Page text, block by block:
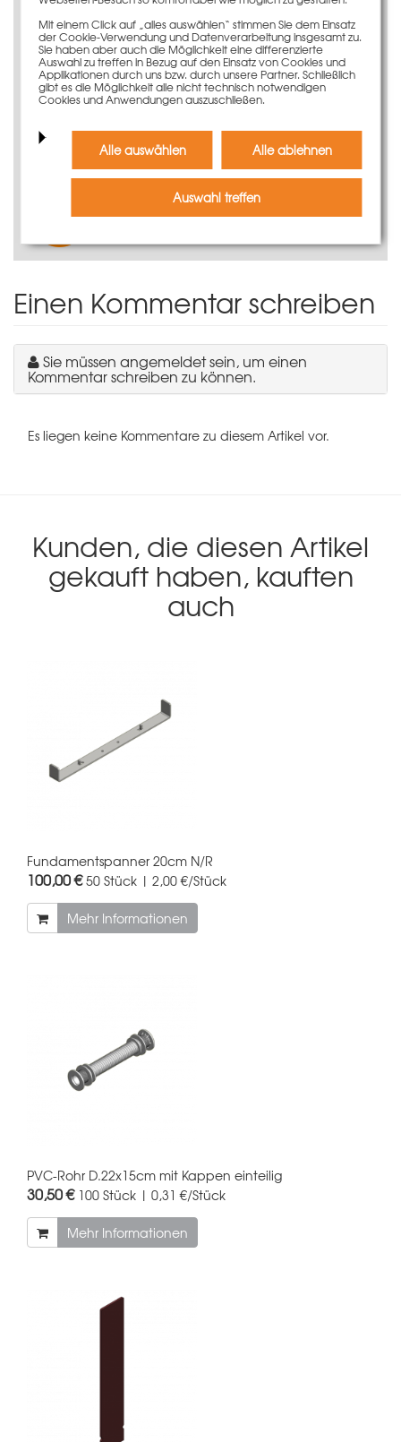
Weitere Informationen entnehmen Sie bitte unserer
Technischen Information.
Produktvideo ansehen
Einen Kommentar schreiben
Sie müssen angemeldet sein, um einen
Kommentar schreiben zu können.
Es liegen keine Kommentare zu diesem Artikel vor.
Kunden, die diesen Artikel
gekauft haben, kauften
auch
Fundamentspanner 20cm N/R
100,00 €50 Stück | 2,00 €/Stück
Mehr Informationen
PVC-Rohr D.22x15cm mit Kappen einteilig
30,50 € 100 Stück | 0,31 €/Stück
Mehr Informationen
Mit einem Click auf „alles auswählen“ stimmen Sie dem Einsatz
der Cookie-Verwendung und Datenverarbeitung insgesamt zu.
Sie haben aber auch die Möglichkeit eine differenzierte
Auswahl zu treffen in Bezug auf den Einsatz von Cookies und
Applikationen durch uns bzw. durch unsere Partner. Schließlich
gibt es die Möglichkeit alle nicht technisch notwendigen
Cookies und Anwendungen auszuschließen.
Alle auswählen Alle ablehnen
Auswahl treffen